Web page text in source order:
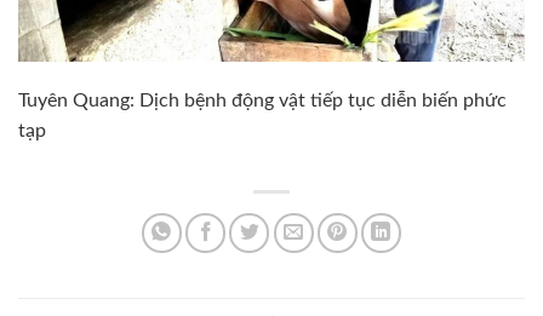
Tuyên Quang: Dịch bệnh động vật tiếp tục diễn biến phức
tạp